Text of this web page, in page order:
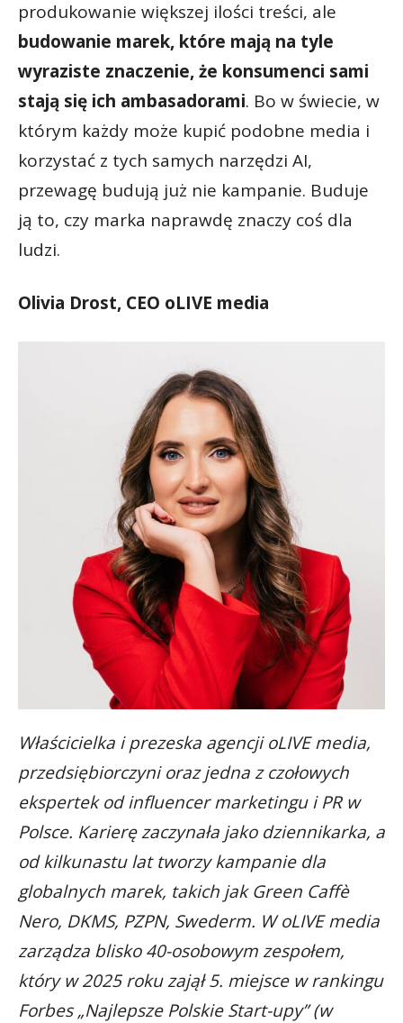
produkowanie większej ilości treści, ale
budowanie marek, które mają na tyle
wyraziste znaczenie, że konsumenci sami
stają się ich ambasadorami. Bo w świecie, w
którym każdy może kupić podobne media i
korzystać z tych samych narzędzi AI,
przewagę budują już nie kampanie. Buduje
ją to, czy marka naprawdę znaczy coś dla
ludzi.
Olivia Drost, CEO oLIVE media
Właścicielka i prezeska agencji oLIVE media,
przedsiębiorczyni oraz jedna z czołowych
ekspertek od influencer marketingu i PR w
Polsce. Karierę zaczynała jako dziennikarka, a
od kilkunastu lat tworzy kampanie dla
globalnych marek, takich jak Green Caffè
Nero, DKMS, PZPN, Swederm. W oLIVE media
zarządza blisko 40-osobowym zespołem,
który w 2025 roku zajął 5. miejsce w rankingu
Forbes „Najlepsze Polskie Start-upy” (w